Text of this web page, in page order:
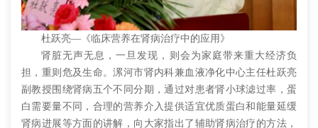
杜跃亮—《临床营养在肾病治疗中的应用》
肾脏无声无息，一旦发现，则会为家庭带来重大经济负
担，重则危及生命。漯河市肾内科兼血液净化中心主任杜跃亮
副教授围绕肾病五个不同分期，通过对患者肾小球滤过率，蛋
白需要量不同，合理的营养介入提供适宜优质蛋白和能量延缓
肾病进展等方面的讲解，向大家指出了辅助肾病治疗的方法，